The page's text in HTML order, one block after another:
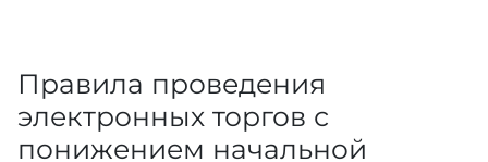
Правила проведения
электронных торгов с
понижением начальной